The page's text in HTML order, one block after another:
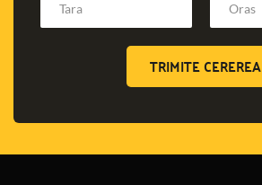
TRIMITE CEREREA